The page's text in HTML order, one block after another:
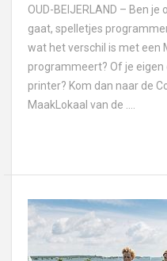
OUD-BEIJERLAND – Ben
gaat, spelletjes
wat het verschil is met een
programmeert? Of je
printer? Kom dan naar de
MaakLokaal van de ....